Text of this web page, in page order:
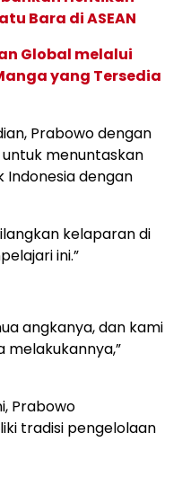
Bara di ASEAN
Global melalui
yang Tersedia
Prabowo dengan
menuntaskan
Indonesia dengan
kelaparan di
ini.”
angkanya, dan kami
melakukannya,”
Prabowo
tradisi pengelolaan